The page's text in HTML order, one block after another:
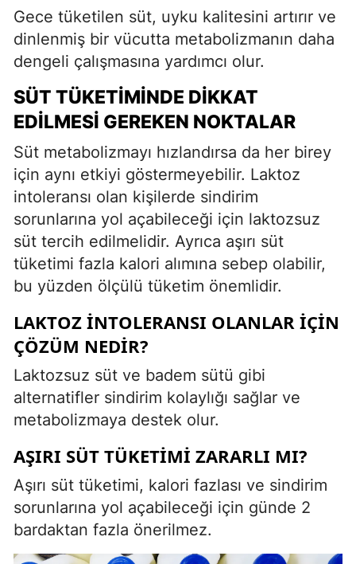
Gece tüketilen süt, uyku kalitesini artırır ve
dinlenmiş bir vücutta metabolizmanın daha
dengeli çalışmasına yardımcı olur.
SÜT TÜKETIMINDE DIKKAT
EDILMESI GEREKEN NOKTALAR
Süt metabolizmayı hızlandırsa da her birey
için aynı etkiyi göstermeyebilir. Laktoz
intoleransı olan kişilerde sindirim
sorunlarına yol açabileceği için laktozsuz
süt tercih edilmelidir. Ayrıca aşırı süt
tüketimi fazla kalori alımına sebep olabilir,
bu yüzden ölçülü tüketim önemlidir.
LAKTOZ İNTOLERANSI OLANLAR İÇIN
ÇÖZÜM NEDIR?
Laktozsuz süt ve badem sütü gibi
alternatifler sindirim kolaylığı sağlar ve
metabolizmaya destek olur.
AŞIRI SÜT TÜKETIMI ZARARLI MI?
Aşırı süt tüketimi, kalori fazlası ve sindirim
sorunlarına yol açabileceği için günde 2
bardaktan fazla önerilmez.